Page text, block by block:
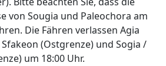
von Sougia und Paleochora am
Die Fähren verlassen Agia
(Ostgrenze) und Sogia /
um 18:00 Uhr.